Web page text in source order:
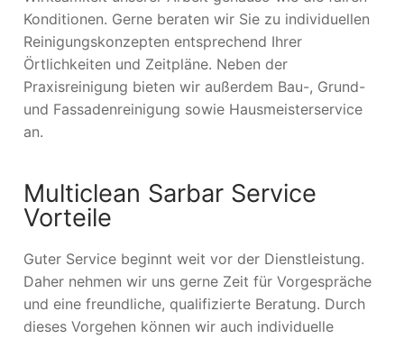
Konditionen. Gerne beraten wir Sie zu individuellen
Reinigungskonzepten entsprechend Ihrer
Örtlichkeiten und Zeitpläne. Neben der
Praxisreinigung bieten wir außerdem Bau-, Grund-
und Fassadenreinigung sowie Hausmeisterservice
an.
Multiclean Sarbar Service
Vorteile
Guter Service beginnt weit vor der Dienstleistung.
Daher nehmen wir uns gerne Zeit für Vorgespräche
und eine freundliche, qualifizierte Beratung. Durch
dieses Vorgehen können wir auch individuelle